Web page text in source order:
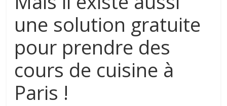
une solution gratuite
pour prendre des
cours de cuisine à
Paris !